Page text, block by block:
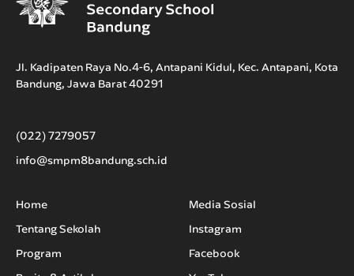
Jl. Kadipaten Raya No.4-6, Antapani Kidul, Kec. Antapani, Kota
Bandung, Jawa Barat 40291
(022) 7279057
info@smpm8bandung.sch.id
Home
Tentang Sekolah
Program
Media Sosial
Instagram
Facebook